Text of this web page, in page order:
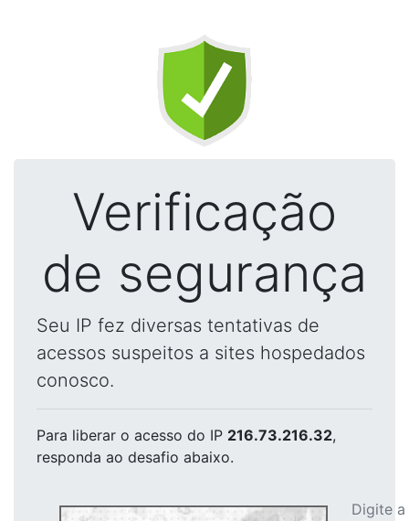
Verificação
de segurança
Seu IP fez diversas tentativas de
acessos suspeitos a sites hospedados
conosco.
Para liberar o acesso do IP 216.73.216.32,
responda ao desafio abaixo.
Digite